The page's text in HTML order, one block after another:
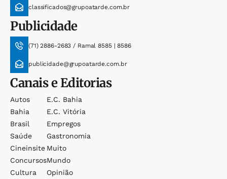
classificados@grupoatarde.com.br
Publicidade
(71) 2886-2683 / Ramal 8585 | 8586
publicidade@grupoatarde.com.br
Canais e Editorias
Autos
Bahia
Brasil
Saúde
Cineinsite
Concursos
Cultura
E.c. Bahia
E.c. Vitória
Empregos
Gastronomia
Muito
Mundo
Opinião